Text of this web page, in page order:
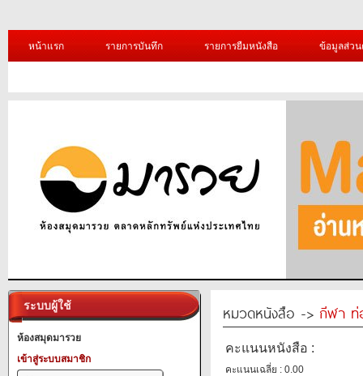
หน้าแรก รายการบันทึก รายการยืมหนังสือ ข้อมูลส่ว
ระบบผู้ใช้
ห้องสมุดมารวย
เข้าสู่ระบบสมาชิก
หมวดหนังสือ -> กีฬา ท่
คะแนนหนังสือ :
คะแนนเฉลี่ย : 0.00